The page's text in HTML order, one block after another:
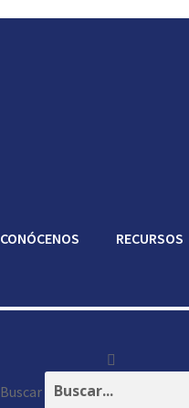
CONÓCENOS RECURSOS
Buscar